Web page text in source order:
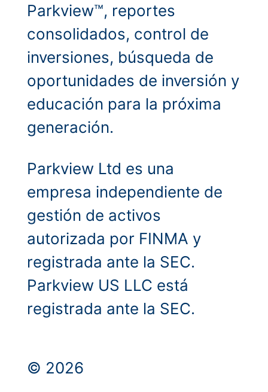
Parkview™, reportes
consolidados, control de
inversiones, búsqueda de
oportunidades de inversión y
educación para la próxima
generación.
Parkview Ltd es una
empresa independiente de
gestión de activos
autorizada por FINMA y
registrada ante la SEC.
Parkview US LLC está
registrada ante la SEC.
© 2026